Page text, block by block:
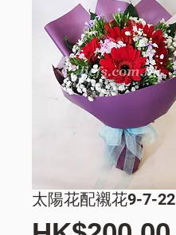
太陽花配襯花9-7-22